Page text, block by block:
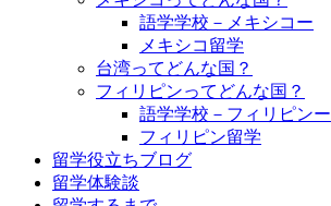
語学学校－メキシコー
メキシコ留学
台湾ってどんな国？
フィリピンってどんな国？
語学学校－フィリピンー
フィリピン留学
留学役立ちブログ
留学体験談